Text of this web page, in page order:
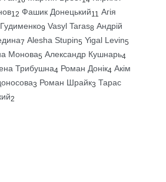
12 Фашик Донецький11 Агія
9 Vasyl Taras8 Андрій
7 Alesha Stupin5 Yigal Levin5
Монова5 Александр Кушнарь4
Трибушна4 Роман Донік4 Акім
3 Роман Шрайк3 Тарас
2